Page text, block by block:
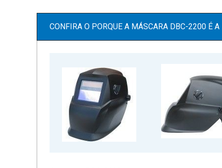
CONFIRA O PORQUE A MÁSCARA DBC-2200 É